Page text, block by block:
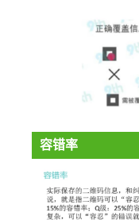
容错率